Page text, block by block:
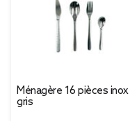
Ménagère 16 pièces inox
gris